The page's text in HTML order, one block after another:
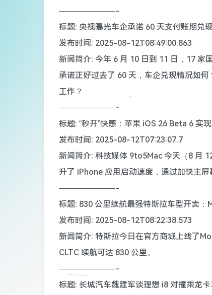
———————-
标题: 央视曝光车企承诺 60 天支付账期兑
发布时间: 2025-08-12T08:49:00.863
新闻简介: 今年 6 月 10 日到 11 日，17 家
承诺正好过去了 60 天，车企兑现情况如
工作？
———————-
标题: “秒开”快感：苹果 iOS 26 Beta 6 实
发布时间: 2025-08-12T07:23:07.7
新闻简介: 科技媒体 9to5Mac 今天（8 月
升了 iPhone 应用启动速度，通过加快主屏
———————-
标题: 830 公里续航最强特斯拉车型开卖
发布时间: 2025-08-12T08:22:38.573
新闻简介: 特斯拉今日在官方商城上线了
CLTC 续航可达 830 公里。
———————-
标题: 长城汽车魏建军谈理想 i8 对撞乘龙